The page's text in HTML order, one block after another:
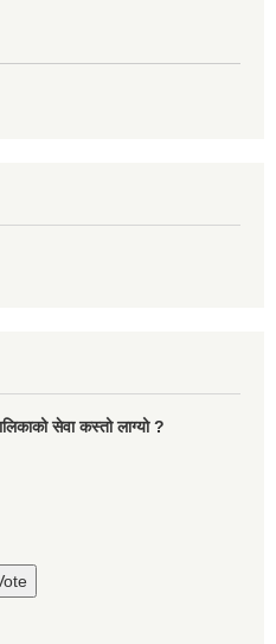
सेवा कस्तो लाग्यो ?